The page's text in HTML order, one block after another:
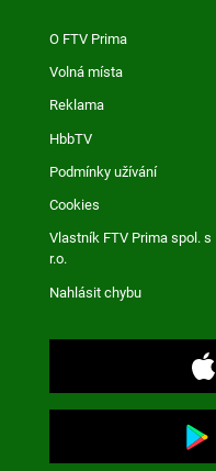
O FTV Prima
Volná místa
Reklama
HbbTV
Podmínky užívání
Cookies
Vlastník FTV Prima spol. s
r.o.
Nahlásit chybu